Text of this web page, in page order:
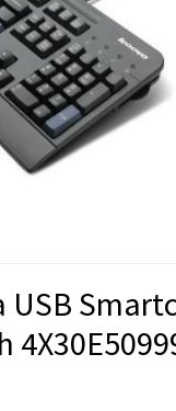
USB